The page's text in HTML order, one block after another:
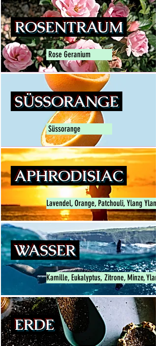
ROSENTRAUM
Rose Geranium
SÜSSORANGE
Süssorange
APHRODISIAC
Lavendel, Orange, Patchouli, Ylang
WASSER
Kamille, Eukalyptus, Zitrone, Minze,
ERDE